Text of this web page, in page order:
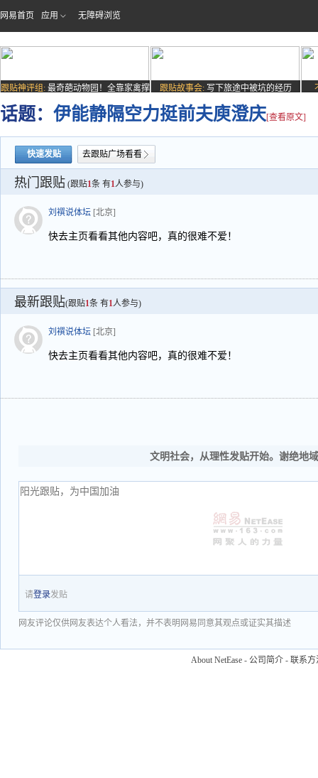
网易首页 应用 无障碍浏览
跟贴神评组: 最奇葩动物园！全靠家禽撑
场子
跟贴故事会: 写下旅途中被坑的经历
话题： 伊能静隔空力挺前夫庾澄庆[查看原文]
快速发贴 去跟贴广场看看
热门跟贴 (跟贴1条 有1人参与)
刘襈说体坛 [北京]
快去主页看看其他内容吧，真的很难不爱！
最新跟贴(跟贴1条 有1人参与)
刘襈说体坛 [北京]
快去主页看看其他内容吧，真的很难不爱！
文明社会，从理性发贴开始。谢绝地
请登录发贴
网友评论仅供网友表达个人看法，并不表明网易同意其观点或证实其描述
About NetEase - 公司简介 - 联系方